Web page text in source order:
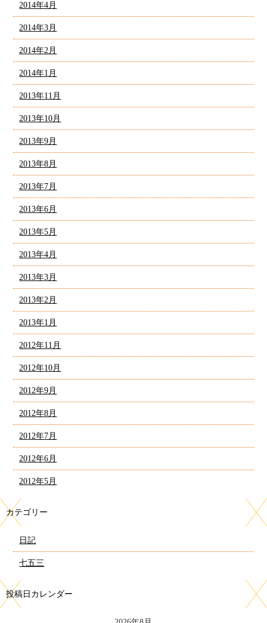
2014年4月
2014年3月
2014年2月
2014年1月
2013年11月
2013年10月
2013年9月
2013年8月
2013年7月
2013年6月
2013年5月
2013年4月
2013年3月
2013年2月
2013年1月
2012年11月
2012年10月
2012年9月
2012年8月
2012年7月
2012年6月
2012年5月
カテゴリー
日記
七五三
投稿日カレンダー